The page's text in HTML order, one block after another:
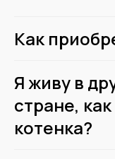
Как
Я живу в
стране,
котенка?